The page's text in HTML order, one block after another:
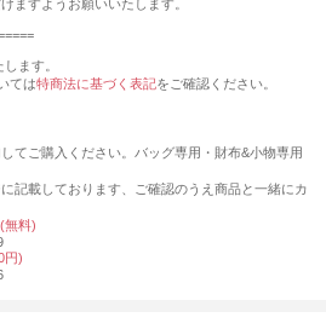
ますようお願いいたします。
ます。
ては特商法に基づく表記をご確認ください。
てご購入ください。バッグ専用・財布&小物専用
記載しております、ご確認のうえ商品と一緒にカ
(無料)
円)